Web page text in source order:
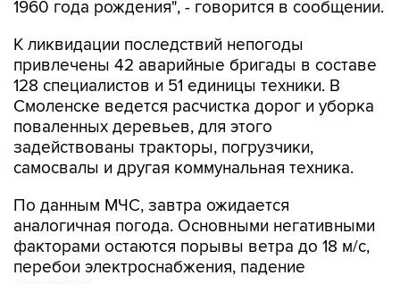
1960 года рождения", - говорится в сообщении.
К ликвидации последствий непогоды
привлечены 42 аварийные бригады в составе
128 специалистов и 51 единицы техники. В
Смоленске ведется расчистка дорог и уборка
поваленных деревьев, для этого
задействованы тракторы, погрузчики,
самосвалы и другая коммунальная техника.
По данным МЧС, завтра ожидается
аналогичная погода. Основными негативными
факторами остаются порывы ветра до 18 м/с,
перебои электроснабжения, падение